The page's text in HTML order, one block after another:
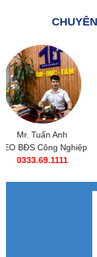
Nông Sản, Dược Liệu
Subasa Việt
0902.088.558